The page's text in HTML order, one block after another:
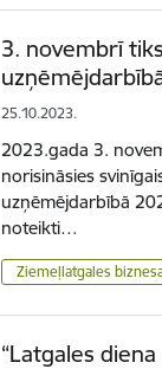
3. novembrī
25.10.2023.
2023.gada 3.
norisināsies
uzņēmējdarbībā
noteikti…
Ziemeļlatgales
“Latgales